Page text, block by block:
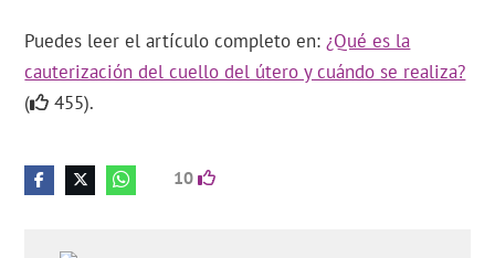
Puedes leer el artículo completo en:¿Qué es la
cauterización del cuello del útero y cuándo se realiza?
(
455).
10